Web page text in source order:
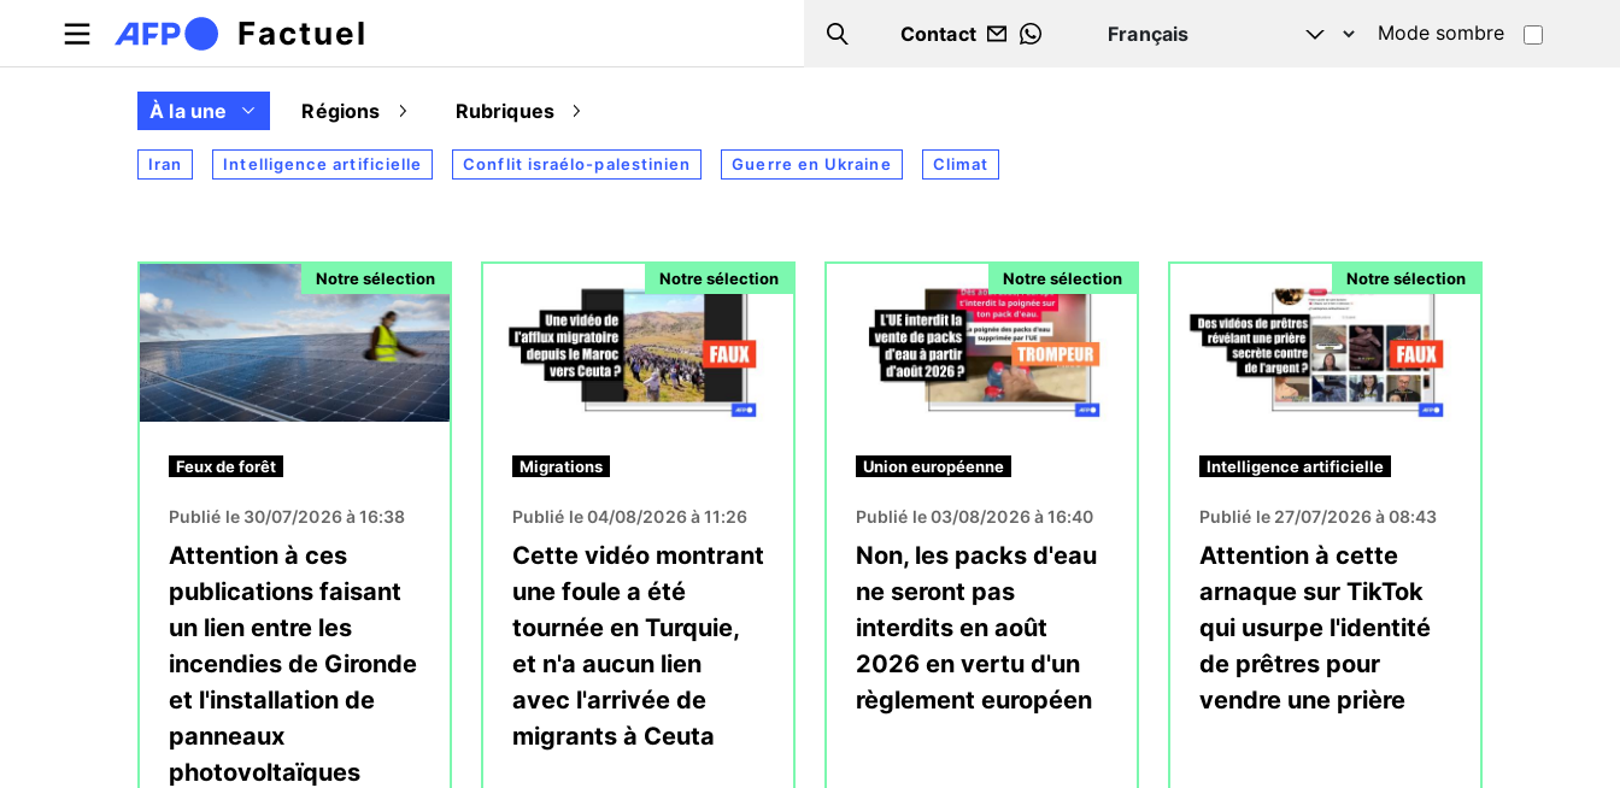
Aller au contenu principal
Factuel Search
Contact
WHATSAPP
Mode sombre
À la une Régions Rubriques
Iran Intelligence artificielle Conflit israélo-palestinien Guerre en Ukraine Climat
Notre sélection
Image
Feux de forêt
Publié le 30/07/2026 à 16:38
Attention à ces
publications faisant
un lien entre les
incendies de Gironde
et l'installation de
panneaux
photovoltaïques
Notre sélection
Migrations
Publié le 04/08/2026 à 11:26
Cette vidéo montrant
une foule a été
tournée en Turquie,
et n'a aucun lien
avec l'arrivée de
migrants à Ceuta
Notre sélection
Union européenne
Publié le 03/08/2026 à 16:40
Non, les packs d'eau
ne seront pas
interdits en août
2026 en vertu d'un
règlement européen
Notre sélection
Intelligence artificielle
Publié le 27/07/2026 à 08:43
Attention à cette
arnaque sur TikTok
qui usurpe l'identité
de prêtres pour
vendre une prière